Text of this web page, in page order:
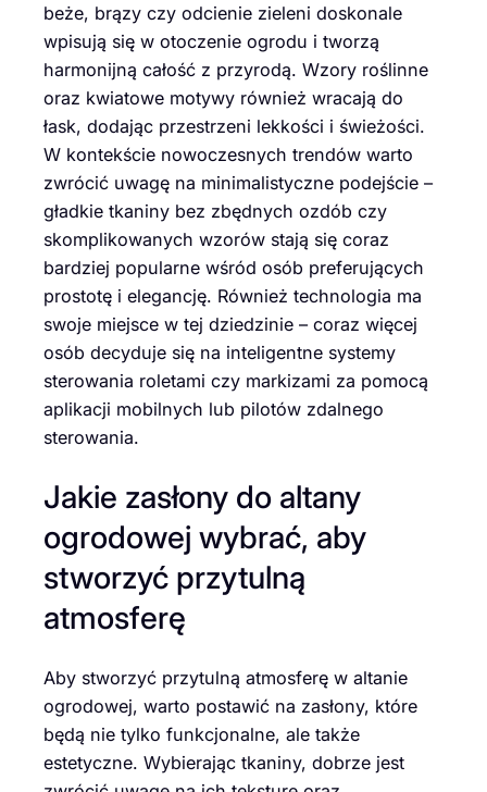
beże, brązy czy odcienie zieleni doskonale
wpisują się w otoczenie ogrodu i tworzą
harmonijną całość z przyrodą. Wzory roślinne
oraz kwiatowe motywy również wracają do
łask, dodając przestrzeni lekkości i świeżości.
W kontekście nowoczesnych trendów warto
zwrócić uwagę na minimalistyczne podejście –
gładkie tkaniny bez zbędnych ozdób czy
skomplikowanych wzorów stają się coraz
bardziej popularne wśród osób preferujących
prostotę i elegancję. Również technologia ma
swoje miejsce w tej dziedzinie – coraz więcej
osób decyduje się na inteligentne systemy
sterowania roletami czy markizami za pomocą
aplikacji mobilnych lub pilotów zdalnego
sterowania.
Jakie zasłony do altany
ogrodowej wybrać, aby
stworzyć przytulną
atmosferę
Aby stworzyć przytulną atmosferę w altanie
ogrodowej, warto postawić na zasłony, które
będą nie tylko funkcjonalne, ale także
estetyczne. Wybierając tkaniny, dobrze jest